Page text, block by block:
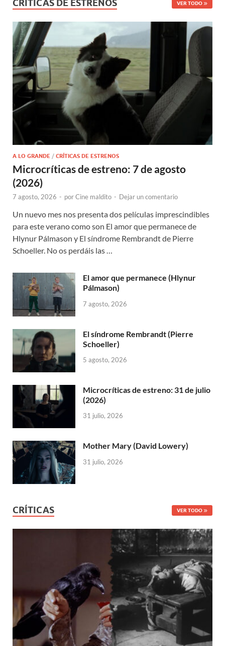
CRÍTICAS DE ESTRENOS VER TODO
A LO GRANDE / CRÍTICAS DE ESTRENOS
Microcríticas de estreno: 7 de agosto
(2026)
7 agosto, 2026 - porCine maldito - Dejar un comentario
Un nuevo mes nos presenta dos películas imprescindibles
para este verano como son El amor que permanece de
Hlynur Pálmason y El síndrome Rembrandt de Pierre
Schoeller. No os perdáis las …
El amor que permanece (Hlynur
Pálmason)
7 agosto, 2026
El síndrome Rembrandt (Pierre
Schoeller)
5 agosto, 2026
Microcríticas de estreno: 31 de julio
(2026)
31 julio, 2026
Mother Mary (David Lowery)
31 julio, 2026
CRÍTICAS VER TODO